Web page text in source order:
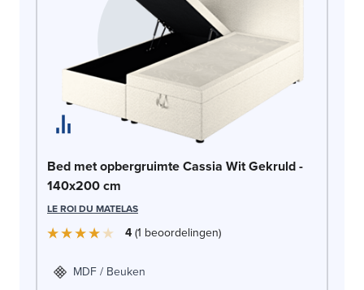
Bed met opbergruimte Cassia Wit Gekruld -
140x200 cm
LE ROI DU MATELAS
4 1 beoordelingen
MDF / Beuken